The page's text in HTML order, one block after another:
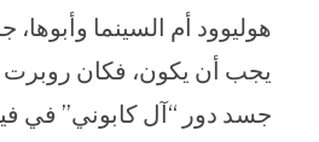
هوليوود أم السينما
يجب أن يكون، فكان روبرت